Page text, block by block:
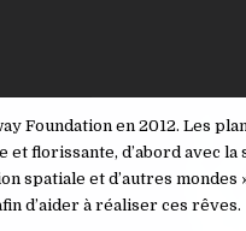
Foundation en 2012. Les
florissante, d’abord avec
spatiale et d’autres mondes
d’aider à réaliser ces rêves.